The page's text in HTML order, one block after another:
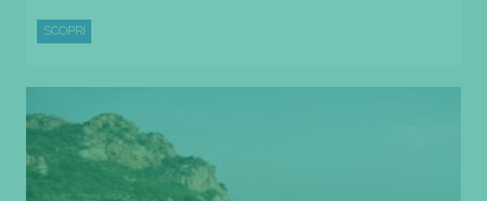
SCOPRI